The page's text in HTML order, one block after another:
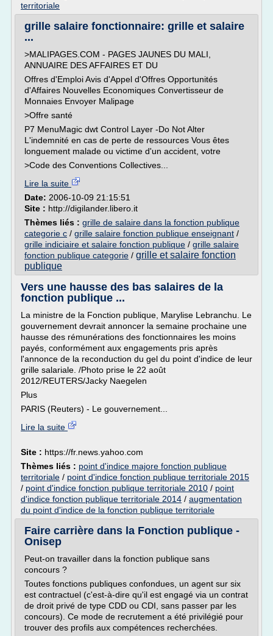
territoriale
grille salaire fonctionnaire: grille et salaire
...
>MALIPAGES.COM - PAGES JAUNES DU MALI,
ANNUAIRE DES AFFAIRES ET DU
Offres d'Emploi Avis d'Appel d'Offres Opportunités
d'Affaires Nouvelles Economiques Convertisseur de
Monnaies Envoyer Malipage
>Offre santé
P7 MenuMagic dwt Control Layer -Do Not Alter
L'indemnité en cas de perte de ressources Vous êtes
longuement malade ou victime d'un accident, votre
>Code des Conventions Collectives...
Lire la suite
Date: 2006-10-09 21:15:51
Site : http://digilander.libero.it
Thèmes liés : grille de salaire dans la fonction publique
categorie c / grille salaire fonction publique enseignant /
grille indiciaire et salaire fonction publique / grille salaire
fonction publique categorie / grille et salaire fonction
publique
Vers une hausse des bas salaires de la
fonction publique ...
La ministre de la Fonction publique, Marylise Lebranchu. Le
gouvernement devrait annoncer la semaine prochaine une
hausse des rémunérations des fonctionnaires les moins
payés, conformément aux engagements pris après
l'annonce de la reconduction du gel du point d'indice de leur
grille salariale. /Photo prise le 22 août
2012/REUTERS/Jacky Naegelen
Plus
PARIS (Reuters) - Le gouvernement...
Lire la suite
Site : https://fr.news.yahoo.com
Thèmes liés : point d'indice majore fonction publique
territoriale / point d'indice fonction publique territoriale 2015
/ point d'indice fonction publique territoriale 2010 / point
d'indice fonction publique territoriale 2014 / augmentation
du point d'indice de la fonction publique territoriale
Faire carrière dans la Fonction publique -
Onisep
Peut-on travailler dans la fonction publique sans
concours ?
Toutes fonctions publiques confondues, un agent sur six
est contractuel (c'est-à-dire qu'il est engagé via un contrat
de droit privé de type CDD ou CDI, sans passer par les
concours). Ce mode de recrutement a été privilégié pour
trouver des profils aux compétences recherchées.